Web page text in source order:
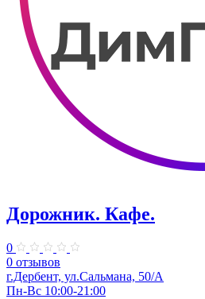
Дорожник. Кафе.
0
0 отзывов
г.Дербент, ул.Сальмана, 50/А
Пн-Вс 10:00-21:00